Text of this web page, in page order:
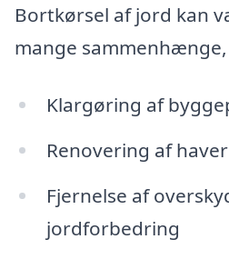
Bortkørsel af jord kan
mange
Klargøring af
Renovering af
Fjernelse af
jordforbedring